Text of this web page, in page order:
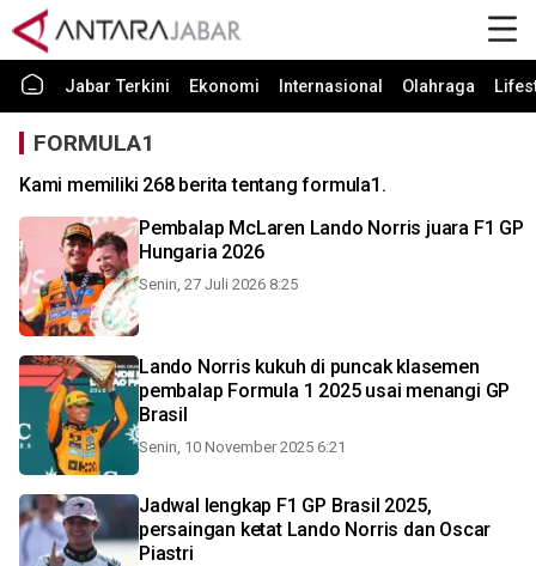
Jabar Terkini Ekonomi Internasional Olahraga
FORMULA1
Kami memiliki 268 berita tentang formula1.
Pembalap McLaren Lando Norris juara F1 GP
Hungaria 2026
Senin, 27 Juli 2026 8:25
Lando Norris kukuh di puncak klasemen
pembalap Formula 1 2025 usai menangi GP
Brasil
Senin, 10 November 2025 6:21
Jadwal lengkap F1 GP Brasil 2025,
persaingan ketat Lando Norris dan Oscar
Piastri